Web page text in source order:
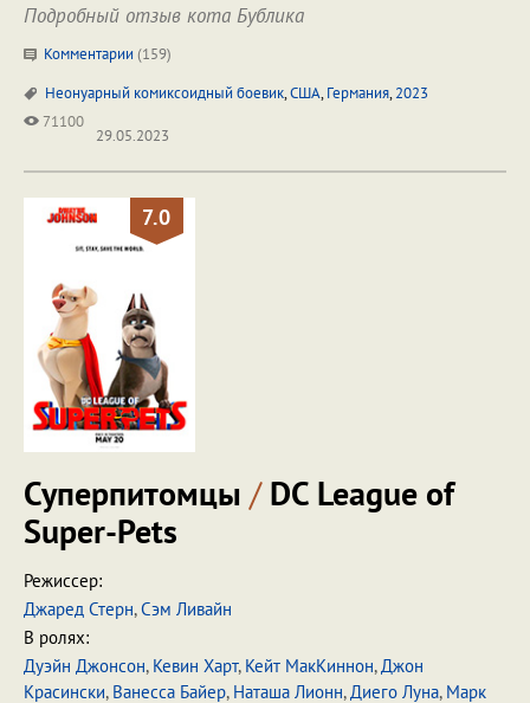
Подробный отзыв кота Бублика
Комментарии (159)
Неонуарный комиксоидный боевик,США,Германия,2023
71100
29.05.2023
7.0
Суперпитомцы /DC League of
Super-Pets
Режиссер:
Джаред Стерн,Сэм Ливайн
В ролях:
Дуэйн Джонсон, Кевин Харт, Кейт МакКиннон,Джон
Красински, Ванесса Байер, Наташа Лионн,Диего Луна, Марк